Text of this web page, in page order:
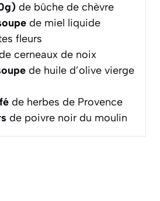
de bûche de chèvre
de miel liquide
fleurs
cerneaux de noix
de huile d’olive vierge
de herbes de Provence
de poivre noir du moulin